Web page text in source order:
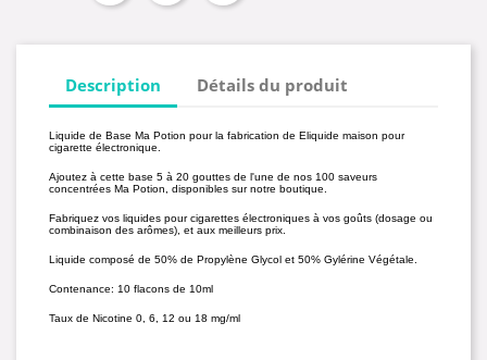
Description Détails du produit
Liquide de Base Ma Potion pour la fabrication de Eliquide maison pour
cigarette électronique.
Ajoutez à cette base 5 à 20 gouttes de l'une de nos 100 saveurs
concentrées Ma Potion, disponibles sur notre boutique.
Fabriquez vos liquides pour cigarettes électroniques à vos goûts (dosage ou
combinaison des arômes), et aux meilleurs prix.
Liquide composé de 50% de Propylène Glycol et 50% Gylérine Végétale.
Contenance: 10 flacons de 10ml
Taux de Nicotine 0, 6, 12 ou 18 mg/ml